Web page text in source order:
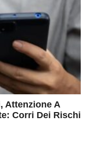
Attenzione A
Corri Dei Rischi